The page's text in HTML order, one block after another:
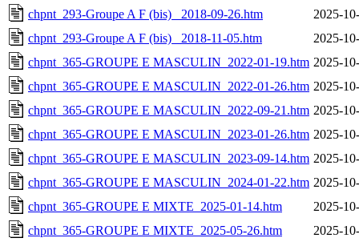
chpnt_293-Groupe A F (bis) _2018-09-26.htm
2025-
chpnt_293-Groupe A F (bis) _2018-11-05.htm
2025-
chpnt_365-GROUPE E MASCULIN_2022-01-19.htm 2025-
chpnt_365-GROUPE E MASCULIN_2022-01-26.htm 2025-
chpnt_365-GROUPE E MASCULIN_2022-09-21.htm 2025-
chpnt_365-GROUPE E MASCULIN_2023-01-26.htm 2025-
chpnt_365-GROUPE E MASCULIN_2023-09-14.htm 2025-
chpnt_365-GROUPE E MASCULIN_2024-01-22.htm 2025-
chpnt_365-GROUPE E MIXTE_2025-01-14.htm
2025-
chpnt_365-GROUPE E MIXTE_2025-05-26.htm
2025-